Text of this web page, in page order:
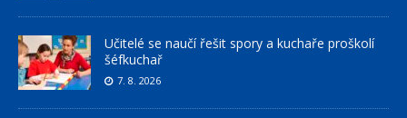
Učitelé se naučí řešit spory a kuchaře proškolí
šéfkuchař
7. 8. 2026